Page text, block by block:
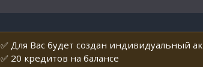
✅ Для Вас будет создан индивидуальный
✅ 20 кредитов на балансе